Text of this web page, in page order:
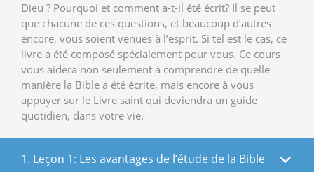
Dieu ? Pourquoi et comment a-t-il été écrit? Il se peut
que chacune de ces questions, et beaucoup d’autres
encore, vous soient venues à l’esprit. Si tel est le cas, ce
livre a été composé spécialement pour vous. Ce cours
vous aidera non seulement à comprendre de quelle
manière la Bible a été écrite, mais encore à vous
appuyer sur le Livre saint qui deviendra un guide
quotidien, dans votre vie.
1. Leçon 1: Les avantages de l’étude de la Bible